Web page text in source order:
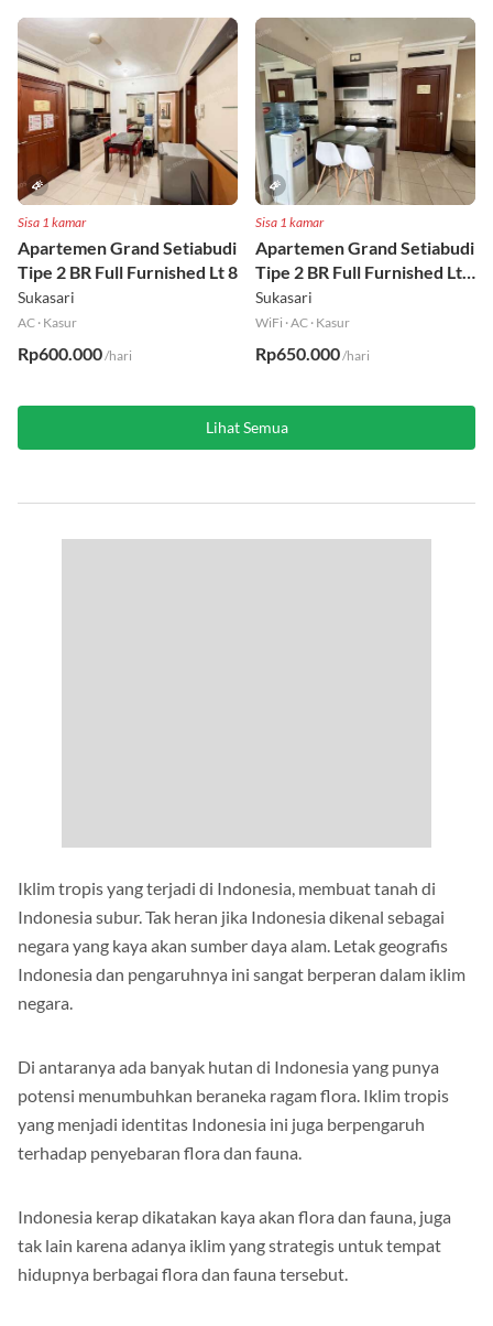
Sisa 1 kamar
Apartemen Grand Setiabudi
Tipe 2 BR Full Furnished Lt 8
Sukasari
AC · Kasur
Rp600.000/hari
Sisa 1 kamar
Apartemen Grand Setiabudi
Tipe 2 BR Full Furnished Lt
19
Sukasari
WiFi ·AC · Kasur
Rp650.000/hari
Lihat Semua
Iklim tropis yang terjadi di Indonesia, membuat tanah di
Indonesia subur. Tak heran jika Indonesia dikenal sebagai
negara yang kaya akan sumber daya alam. Letak geografis
Indonesia dan pengaruhnya ini sangat berperan dalam iklim
negara.
Di antaranya ada banyak hutan di Indonesia yang punya
potensi menumbuhkan beraneka ragam flora. Iklim tropis
yang menjadi identitas Indonesia ini juga berpengaruh
terhadap penyebaran flora dan fauna.
Indonesia kerap dikatakan kaya akan flora dan fauna, juga
tak lain karena adanya iklim yang strategis untuk tempat
hidupnya berbagai flora dan fauna tersebut.